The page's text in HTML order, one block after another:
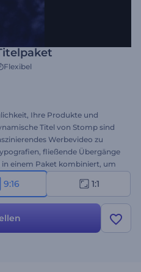
Flexibel
Ihre Produkte und
Titel von Stomp sind
Werbevideo zu
fließende Übergänge
einem Paket kombiniert, um
Geben Sie Ihre Texte
und vergessen Sie nicht, Ihr
Diashows,
9:16 1:1